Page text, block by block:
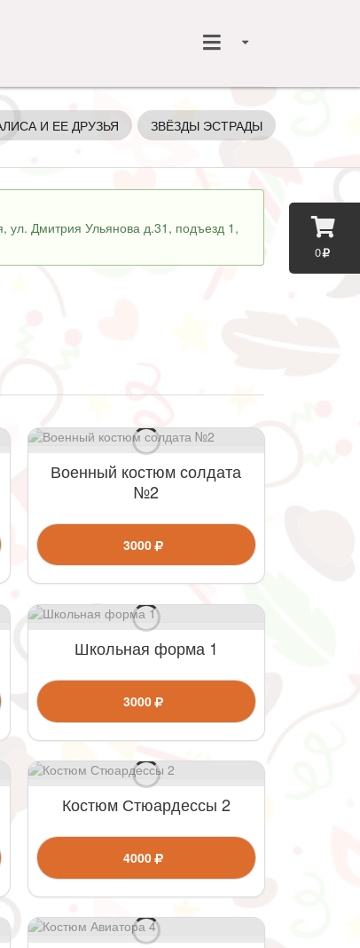
0
И ЕЕ ДРУЗЬЯ ЗВЁЗДЫ ЭСТРАДЫ
ул. Дмитрия Ульянова д.31, подъезд 1,
Военный костюм солдата
№2
3000
Школьная форма 1
3000
Костюм Стюардессы 2
4000